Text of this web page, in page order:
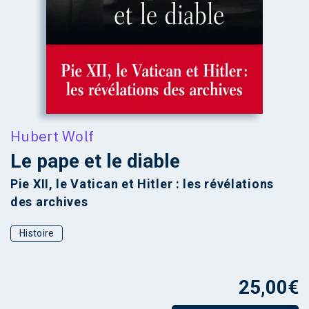
Hubert Wolf
Le pape et le diable
Pie XII, le Vatican et Hitler : les révélations
des archives
Histoire
25,00€